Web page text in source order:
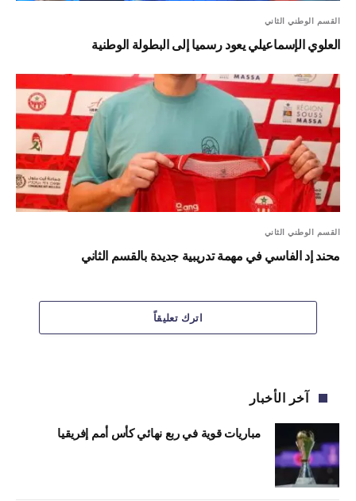
القسم الوطني الثاني
العلوي الإسماعيلي يعود رسميا إلى البطولة الوطنية
القسم الوطني الثاني
محند إد الفاسي في مهمة تدريبية جديدة بالقسم الثاني
اترك تعليقاً
آخر الأخبار
مباريات قوية في ربع نهائي كأس أمم إفريقيا